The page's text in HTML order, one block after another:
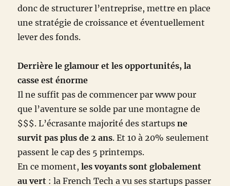
donc de structurer l’entreprise, mettre en place
une stratégie de croissance et éventuellement
lever des fonds.
Derrière le glamour et les opportunités, la
casse est énorme
Il ne suffit pas de commencer par www pour
que l’aventure se solde par une montagne de
$$$. L’écrasante majorité des startups ne
survit pas plus de 2 ans. Et 10 à 20% seulement
passent le cap des 5 printemps.
En ce moment,les voyants sont globalement
au vert : la French Tech a vu ses startups passer